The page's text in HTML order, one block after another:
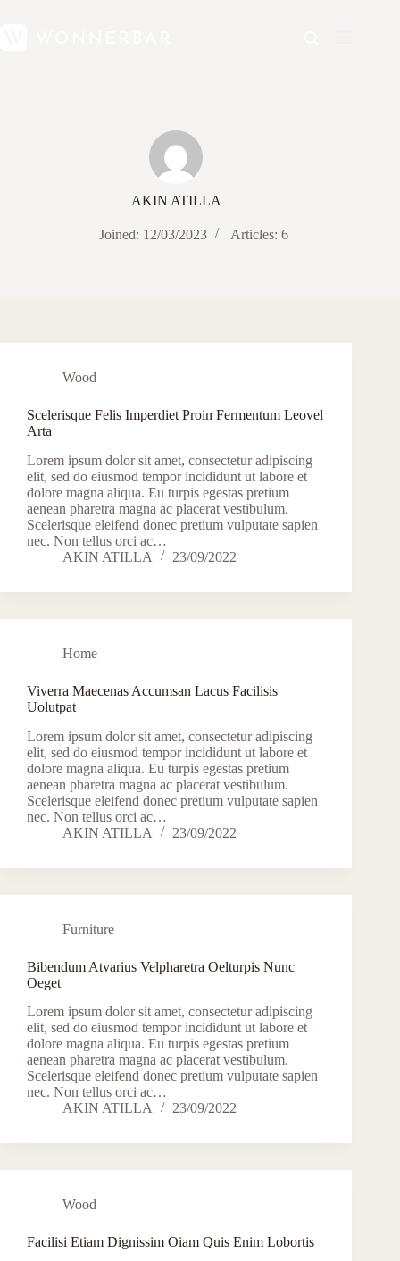
AKIN ATILLA
Joined: 12/03/2023 Articles: 6
Wood
Scelerisque Felis Imperdiet Proin Fermentum Leovel
Arta
Lorem ipsum dolor sit amet, consectetur adipiscing
elit, sed do eiusmod tempor incididunt ut labore et
dolore magna aliqua. Eu turpis egestas pretium
aenean pharetra magna ac placerat vestibulum.
Scelerisque eleifend donec pretium vulputate sapien
nec. Non tellus orci ac…
AKIN ATILLA
23/09/2022
Home
Viverra Maecenas Accumsan Lacus Facilisis
Uolutpat
Lorem ipsum dolor sit amet, consectetur adipiscing
elit, sed do eiusmod tempor incididunt ut labore et
dolore magna aliqua. Eu turpis egestas pretium
aenean pharetra magna ac placerat vestibulum.
Scelerisque eleifend donec pretium vulputate sapien
nec. Non tellus orci ac…
AKIN ATILLA
23/09/2022
Furniture
Bibendum Atvarius Velpharetra Oelturpis Nunc
Oeget
Lorem ipsum dolor sit amet, consectetur adipiscing
elit, sed do eiusmod tempor incididunt ut labore et
dolore magna aliqua. Eu turpis egestas pretium
aenean pharetra magna ac placerat vestibulum.
Scelerisque eleifend donec pretium vulputate sapien
nec. Non tellus orci ac…
AKIN ATILLA
23/09/2022
Wood
Facilisi Etiam Dignissim Oiam Quis Enim Lobortis